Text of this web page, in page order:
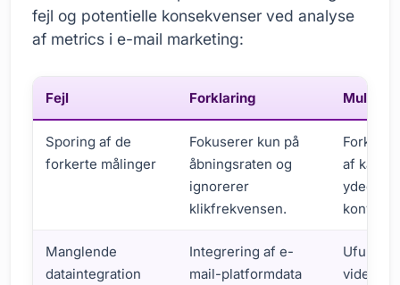
fejl og potentielle konsekvenser ved analyse
af metrics i e-mail marketing:
Fejl Forklaring Mulige
Sporing af de
forkerte målinger
Fokuserer kun på
åbningsraten og
ignorerer
klikfrekvensen.
Forkert
af
Manglende
dataintegration
Integrering af e-
mail-platformdata
viden